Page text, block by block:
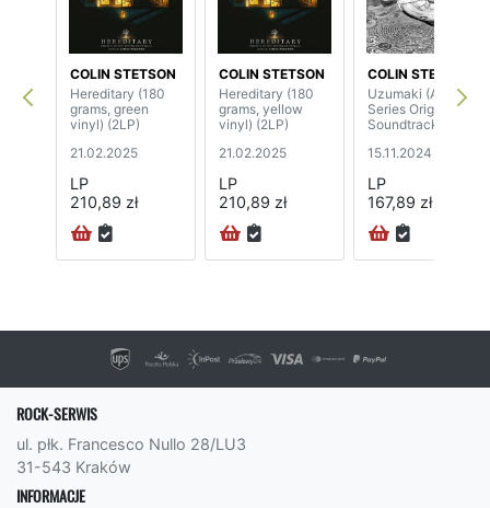
COLIN STETSON
Hereditary (180
grams, green
vinyl) (2LP)
21.02.2025
LP
210,89 zł
COLIN STETSON
Hereditary (180
grams, yellow
vinyl) (2LP)
21.02.2025
LP
210,89 zł
COLIN STETSON
Uzumaki (Anime
Series Original
Soundtrack)
15.11.2024
LP
167,89 zł
ROCK-SERWIS
ul. płk. Francesco Nullo 28/LU3
31-543 Kraków
INFORMACJE